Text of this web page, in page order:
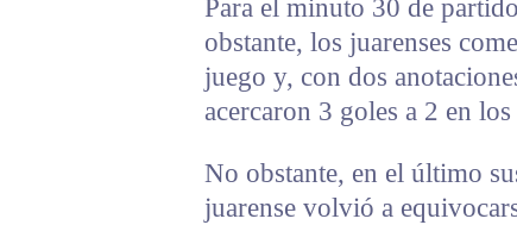
Para el minuto 30 de
obstante, los juarenses
juego y, con dos
acercaron 3 goles a 2 en los
No obstante, en el último
juarense volvió a